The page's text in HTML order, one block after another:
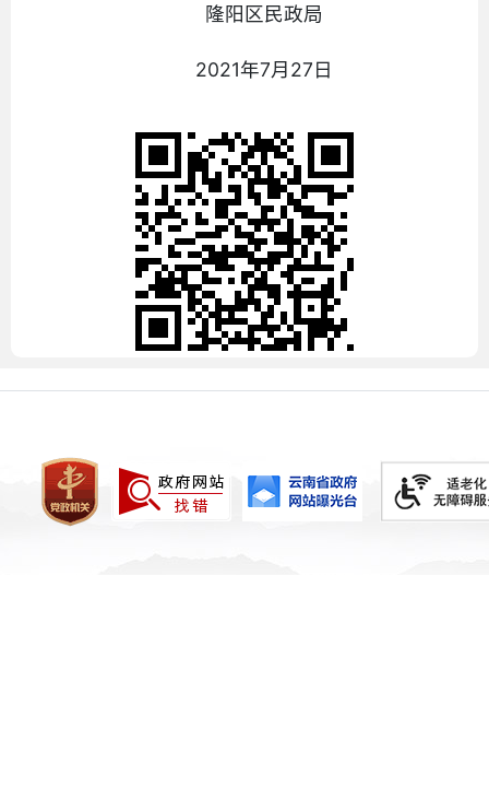
隆阳区民政局
2021年7月27日